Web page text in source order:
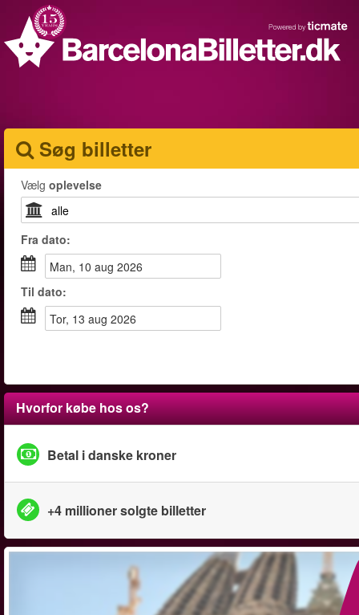
Søg billetter
Vælg oplevelse
Fra dato:
man, 10 aug 2026
Til dato:
tor, 13 aug 2026
Hvorfor købe hos os?
Betal i danske kroner
+4 millioner solgte billetter